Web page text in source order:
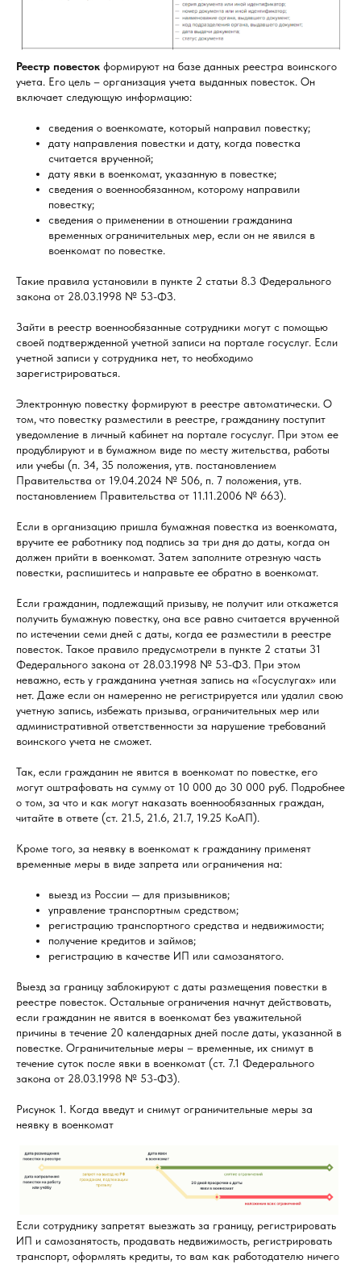
Реестр повесток формируют на базе данных реестра воинского
учета. Его цель – организация учета выданных повесток. Он
включает следующую информацию:
сведения о военкомате, который направил повестку;
дату направления повестки и дату, когда повестка
считается врученной;
дату явки в военкомат, указанную в повестке;
сведения о военнообязанном, которому направили
повестку;
сведения о применении в отношении гражданина
временных ограничительных мер, если он не явился в
военкомат по повестке.
Такие правила установили в пункте 2 статьи 8.3 Федерального
закона от 28.03.1998 № 53-ФЗ.
Зайти в реестр военнообязанные сотрудники могут с помощью
своей подтвержденной учетной записи на портале госуслуг. Если
учетной записи у сотрудника нет, то необходимо
зарегистрироваться.
Электронную повестку формируют в реестре автоматически. О
том, что повестку разместили в реестре, гражданину поступит
уведомление в личный кабинет на портале госуслуг. При этом ее
продублируют и в бумажном виде по месту жительства, работы
или учебы (п. 34, 35 положения, утв. постановлением
Правительства от 19.04.2024 № 506, п. 7 положения, утв.
постановлением Правительства от 11.11.2006 № 663).
Если в организацию пришла бумажная повестка из военкомата,
вручите ее работнику под подпись за три дня до даты, когда он
должен прийти в военкомат. Затем заполните отрезную часть
повестки, распишитесь и направьте ее обратно в военкомат.
Если гражданин, подлежащий призыву, не получит или откажется
получить бумажную повестку, она все равно считается врученной
по истечении семи дней с даты, когда ее разместили в реестре
повесток. Такое правило предусмотрели в пункте 2 статьи 31
Федерального закона от 28.03.1998 № 53-ФЗ. При этом
неважно, есть у гражданина учетная запись на «Госуслугах» или
нет. Даже если он намеренно не регистрируется или удалил свою
учетную запись, избежать призыва, ограничительных мер или
административной ответственности за нарушение требований
воинского учета не сможет.
Так, если гражданин не явится в военкомат по повестке, его
могут оштрафовать на сумму от 10 000 до 30 000 руб. Подробнее
о том, за что и как могут наказать военнообязанных граждан,
читайте в ответе (ст. 21.5, 21.6, 21.7, 19.25 КоАП).
Кроме того, за неявку в военкомат к гражданину применят
временные меры в виде запрета или ограничения на:
выезд из России — для призывников;
управление транспортным средством;
регистрацию транспортного средства и недвижимости;
получение кредитов и займов;
регистрацию в качестве ИП или самозанятого.
Выезд за границу заблокируют с даты размещения повестки в
реестре повесток. Остальные ограничения начнут действовать,
если гражданин не явится в военкомат без уважительной
причины в течение 20 календарных дней после даты, указанной в
повестке. Ограничительные меры – временные, их снимут в
течение суток после явки в военкомат (ст. 7.1 Федерального
закона от 28.03.1998 № 53-ФЗ).
Рисунок 1. Когда введут и снимут ограничительные меры за
неявку в военкомат
Если сотруднику запретят выезжать за границу, регистрировать
ИП и самозанятость, продавать недвижимость, регистрировать
транспорт, оформлять кредиты, то вам как работодателю ничего